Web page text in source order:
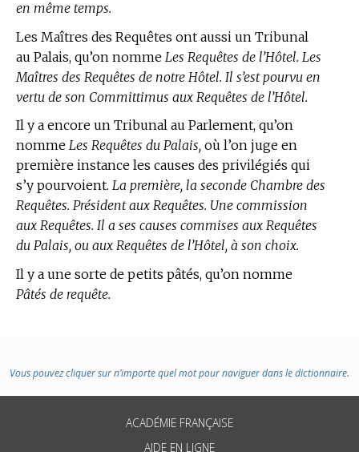
en même temps.
Les Maîtres des Requêtes ont aussi un Tribunal
au Palais, qu’on nomme Les Requêtes de l’Hôtel. Les
Maîtres des Requêtes de notre Hôtel. Il s’est pourvu en
vertu de son Committimus aux Requêtes de l’Hôtel.
Il y a encore un Tribunal au Parlement, qu’on
nomme Les Requêtes du Palais, où l’on juge en
première instance les causes des privilégiés qui
s’y pourvoient. La première, la seconde Chambre des
Requêtes. Président aux Requêtes. Une commission
aux Requêtes. Il a ses causes commises aux Requêtes
du Palais, ou aux Requêtes de l’Hôtel, à son choix.
Il y a une sorte de petits pâtés, qu’on nomme
Pâtés de requête.
Vous pouvez cliquer sur n’importe quel mot pour naviguer dans le dictionnaire.
ACADÉMIE FRANÇAISE
AIDE EN LIGNE